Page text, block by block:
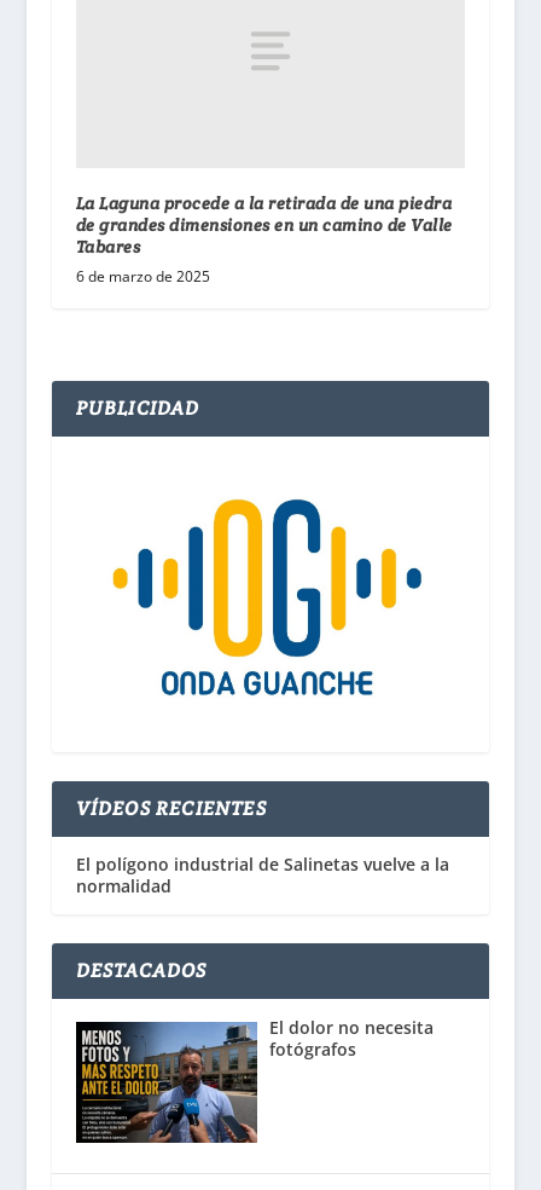
La Laguna procede a la retirada de una piedra
de grandes dimensiones en un camino de Valle
Tabares
6 de marzo de 2025
PUBLICIDAD
VÍDEOS RECIENTES
El polígono industrial de Salinetas vuelve a la
normalidad
DESTACADOS
El dolor no necesita
fotógrafos